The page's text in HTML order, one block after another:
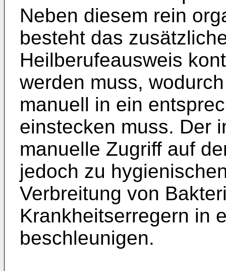
Neben diesem rein
besteht das
Heilberufeausweis
werden muss,
manuell in ein
einstecken muss. Der
manuelle Zugriff auf
jedoch zu
Verbreitung von
Krankheitserregern in
beschleunigen.